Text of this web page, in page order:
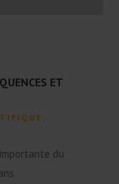
ET
,
du